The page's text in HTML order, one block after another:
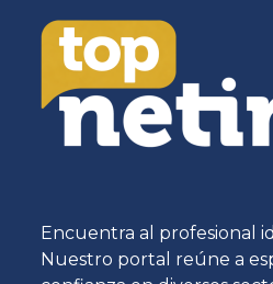
Encuentra al profesional
Nuestro portal reúne a